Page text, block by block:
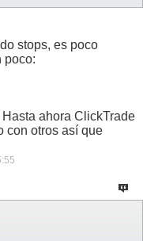
stops, es poco
poco:
ahora ClickTrade
con otros así que